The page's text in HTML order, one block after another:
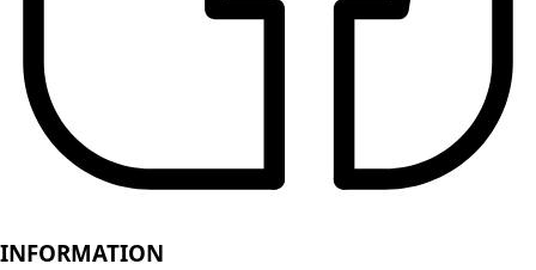
INFORMATION